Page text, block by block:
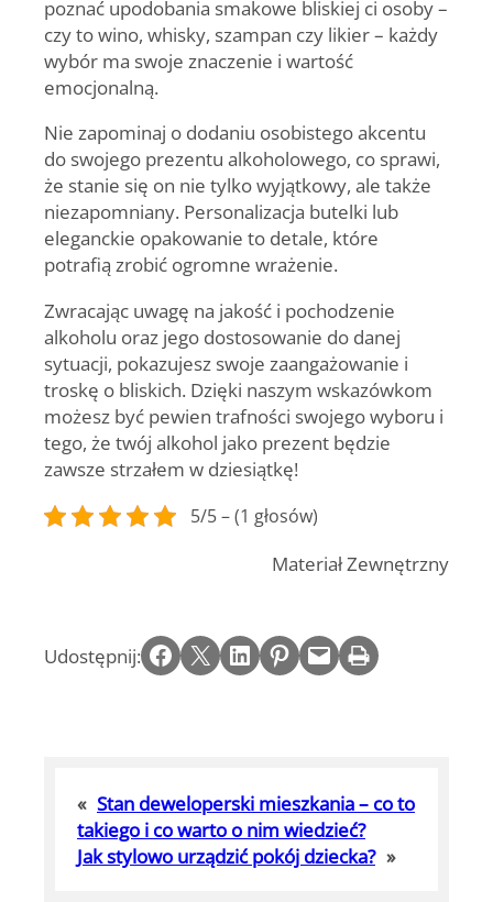
poznać upodobania smakowe bliskiej ci osoby –
czy to wino, whisky, szampan czy likier – każdy
wybór ma swoje znaczenie i wartość
emocjonalną.
Nie zapominaj o dodaniu osobistego akcentu
do swojego prezentu alkoholowego, co sprawi,
że stanie się on nie tylko wyjątkowy, ale także
niezapomniany. Personalizacja butelki lub
eleganckie opakowanie to detale, które
potrafią zrobić ogromne wrażenie.
Zwracając uwagę na jakość i pochodzenie
alkoholu oraz jego dostosowanie do danej
sytuacji, pokazujesz swoje zaangażowanie i
troskę o bliskich. Dzięki naszym wskazówkom
możesz być pewien trafności swojego wyboru i
tego, że twój alkohol jako prezent będzie
zawsze strzałem w dziesiątkę!
5/5 – (1 głosów)
Materiał Zewnętrzny
Udostępnij: Share on Facebook Email this Page Share on LinkedIn Share on Pinterest Email this Page Print this Page
« Stan deweloperski mieszkania – co to
takiego i co warto o nim wiedzieć?
Jak stylowo urządzić pokój dziecka? »